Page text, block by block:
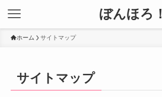
ぼんほろ！
ホーム サイトマップ
サイトマップ